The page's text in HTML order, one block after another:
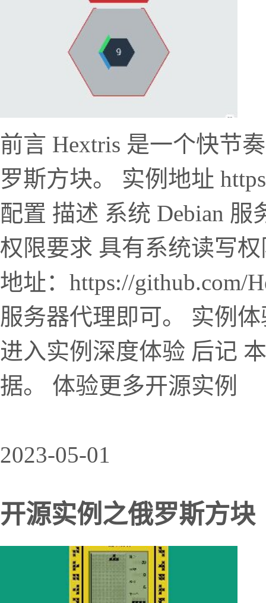
前言 Hextris 是一个快节
罗斯方块。 实例地址
配置 描述 系统 Debian
权限要求 具有系统读写
地址：https://github.com/
服务器代理即可。 实例
进入实例深度体验 后记
据。 体验更多开源实例
2023-05-01
开源实例之俄罗斯方块